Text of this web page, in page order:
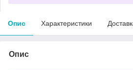
Опис Характеристики
Опис